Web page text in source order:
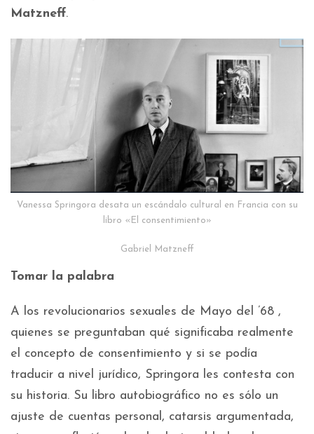
Matzneff.
Vanessa Springora desata un escándalo cultural en Francia con su
libro «El consentimiento»
Gabriel Matzneff
Tomar la palabra
A los revolucionarios sexuales de Mayo del ’68 ,
quienes se preguntaban qué significaba realmente
el concepto de consentimiento y si se podía
traducir a nivel jurídico, Springora les contesta con
su historia. Su libro autobiográfico no es sólo un
ajuste de cuentas personal, catarsis argumentada,